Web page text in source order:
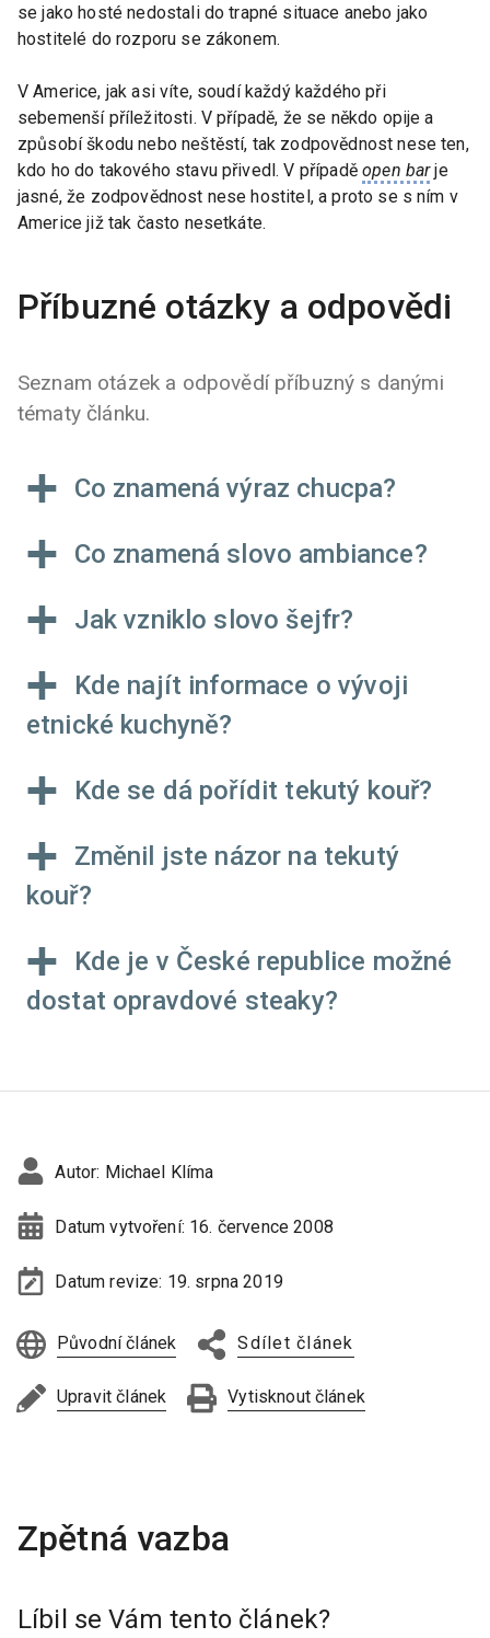
se jako hosté nedostali do trapné situace anebo jako
hostitelé do rozporu se zákonem.
V Americe, jak asi víte, soudí každý každého při
sebemenší příležitosti. V případě, že se někdo opije a
způsobí škodu nebo neštěstí, tak zodpovědnost nese ten,
kdo ho do takového stavu přivedl. V případěopen barje
jasné, že zodpovědnost nese hostitel, a proto se s ním v
Americe již tak často nesetkáte.
Příbuzné otázky a odpovědi
Seznam otázek a odpovědí příbuzný s danými
tématy článku.
Co znamená výraz chucpa?
Co znamená slovo ambiance?
Jak vzniklo slovo šejfr?
Kde najít informace o vývoji
etnické kuchyně?
Kde se dá pořídit tekutý kouř?
Změnil jste názor na tekutý
kouř?
Kde je v České republice možné
dostat opravdové steaky?
Autor: Michael Klíma
Datum vytvoření: 16. července 2008
Datum revize: 19. srpna 2019
Původní článek Sdílet článek
Upravit článek Vytisknout článek
Líbil se Vám tento článek?